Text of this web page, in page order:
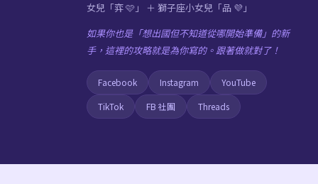
女兒「弈 🩷」 ＋ 獅子座小女兒「品 💜」
如果你也是「想出國但不知道從哪開始準備」的新
手，這裡的攻略就是為你寫的。跟著做就對了！
Facebook Instagram
YouTube
TikTok
FB 社團 Threads